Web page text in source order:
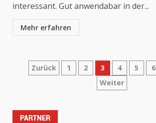
interessant. Gut anwendabar in der...
Mehr erfahren
Seitennummerierung
Beiträge
Zurück 1 2 3 4 5 6
Weiter
PARTNER